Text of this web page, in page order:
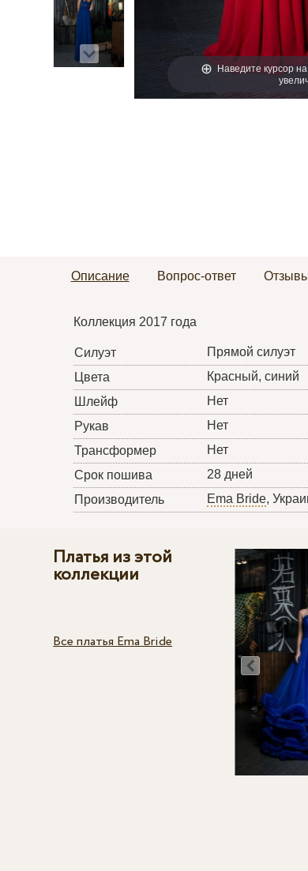
Наведите курсор
Описание Вопрос-ответ
Коллекция 2017 года
Силуэт
Прямой силуэт
Цвета
Красный, синий
Шлейф
Нет
Рукав
Нет
Трансформер
Нет
Срок пошива
28 дней
Производитель
Ema Bride,
Платья из этой
коллекции
Все платья Ema Bride